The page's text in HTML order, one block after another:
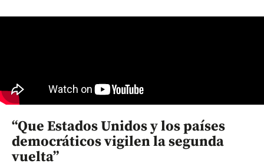
“Que Estados Unidos y los países
democráticos vigilen la segunda
vuelta”